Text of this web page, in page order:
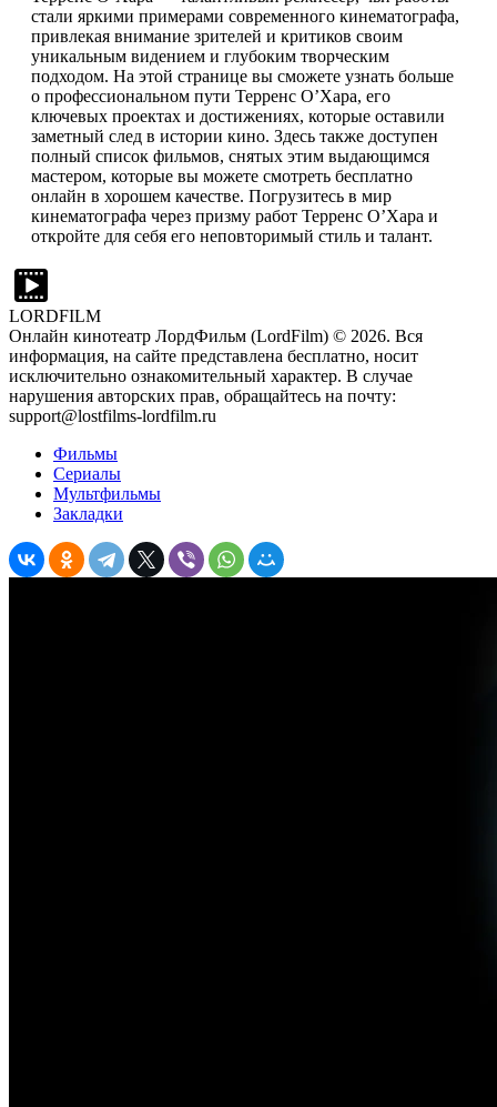
стали яркими примерами современного кинематографа,
привлекая внимание зрителей и критиков своим
уникальным видением и глубоким творческим
подходом. На этой странице вы сможете узнать больше
о профессиональном пути Терренс О’Хара, его
ключевых проектах и достижениях, которые оставили
заметный след в истории кино. Здесь также доступен
полный список фильмов, снятых этим выдающимся
мастером, которые вы можете смотреть бесплатно
онлайн в хорошем качестве. Погрузитесь в мир
кинематографа через призму работ Терренс О’Хара и
откройте для себя его неповторимый стиль и талант.
LORDFILM
Онлайн кинотеатр ЛордФильм (LordFilm) © 2026. Вся
информация, на сайте представлена бесплатно, носит
исключительно ознакомительный характер. В случае
нарушения авторских прав, обращайтесь на почту:
support@lostfilms-lordfilm.ru
Фильмы
Сериалы
Мультфильмы
Закладки